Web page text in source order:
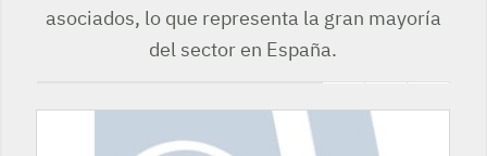
asociados, lo que representa la gran mayoría
del sector en España.